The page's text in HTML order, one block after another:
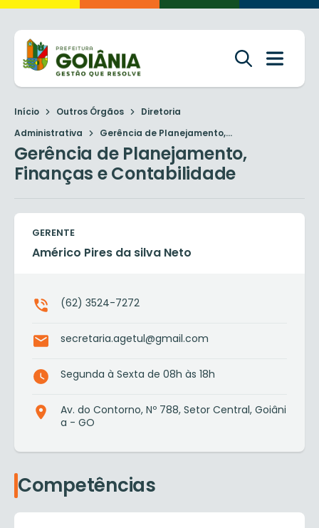
Início Outros Órgãos
Diretoria
Administrativa
Gerência de Planejamento,...
Gerência de Planejamento,
Finanças e Contabilidade
GERENTE
Américo Pires da silva Neto
(62) 3524-7272
secretaria.agetul@gmail.com
Segunda à Sexta de 08h às 18h
Av. do Contorno, Nº 788, Setor Central, Goiâni
a - GO
Competências